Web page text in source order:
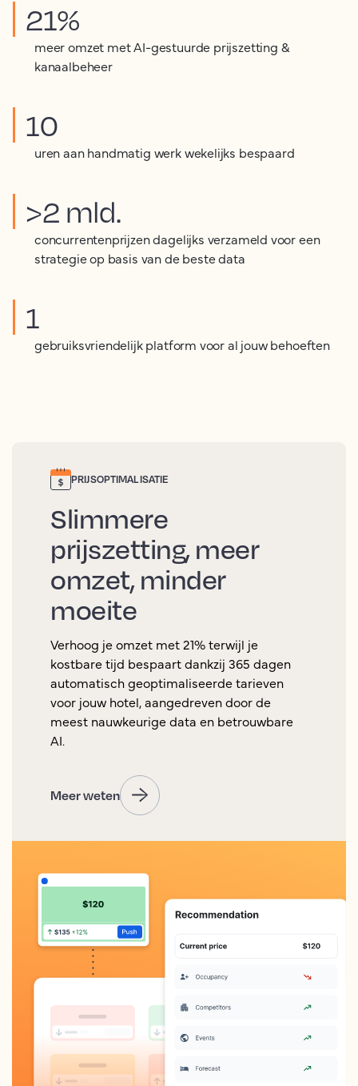
21%
meer omzet met AI-gestuurde prijszetting &
kanaalbeheer
10
uren aan handmatig werk wekelijks bespaard
>2 mld.
concurrentenprijzen dagelijks verzameld voor een
strategie op basis van de beste data
1
gebruiksvriendelijk platform voor al jouw behoeften
PRIJSOPTIMALISATIE
Slimmere
prijszetting, meer
omzet, minder
moeite
Verhoog je omzet met 21% terwijl je
kostbare tijd bespaart dankzij 365 dagen
automatisch geoptimaliseerde tarieven
voor jouw hotel, aangedreven door de
meest nauwkeurige data en betrouwbare
AI.
Meer weten